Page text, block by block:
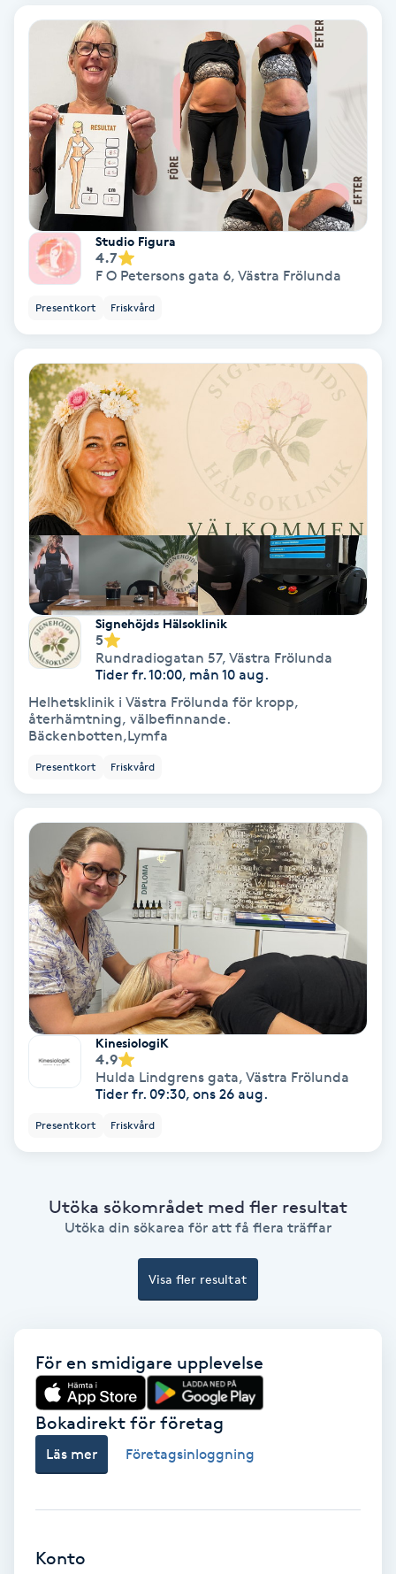
Ansiktsbehandling djuprengörande
Babylights
Balayage
Bambumassage
Barber
Barnklippning
BIAB
Blowout
Bottenfärg
Brynformning
Brynfärgning
Brynplockning
Bröllopsuppsättning
Celluliter
Cryoterapi
Damklippning
Dermapen
Diamantslipning
Enzympeeling
Faceliftmassage
Fet hårbotten
Fettreducering
Fibromassage
Fillers
Studio Figura
4.7
F O Petersons gata 6, Västra Frölunda
Presentkort Friskvård
Signehöjds Hälsoklinik
5
Rundradiogatan 57, Västra Frölunda
Tider fr. 10:00, mån 10 aug.
Helhetsklinik i Västra Frölunda för kropp,
återhämtning, välbefinnande.
Bäckenbotten,Lymfa
Presentkort Friskvård
KinesiologiK
4.9
Hulda Lindgrens gata, Västra Frölunda
Tider fr. 09:30, ons 26 aug.
Presentkort Friskvård
Utöka sökområdet med fler resultat
Utöka din sökarea för att få flera träffar
Visa fler resultat
För en smidigare upplevelse
Bokadirekt för företag
Läs mer Företagsinloggning
Konto